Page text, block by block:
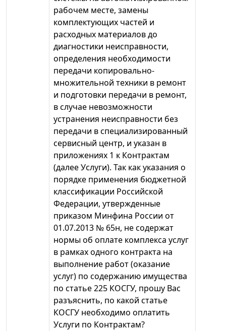
рабочем месте, замены
комплектующих частей и
расходных материалов до
диагностики неисправности,
определения необходимости
передачи копировально-
множительной техники в ремонт
и подготовки передачи в ремонт,
в случае невозможности
устранения неисправности без
передачи в специализированный
сервисный центр, и указан в
приложениях 1 к Контрактам
(далее Услуги). Так как указания о
порядке применения бюджетной
классификации Российской
Федерации, утвержденные
приказом Минфина России от
01.07.2013 № 65н, не содержат
нормы об оплате комплекса услуг
в рамках одного контракта на
выполнение работ (оказание
услуг) по содержанию имущества
по статье 225 КОСГУ, прошу Вас
разъяснить, по какой статье
КОСГУ необходимо оплатить
Услуги по Контрактам?